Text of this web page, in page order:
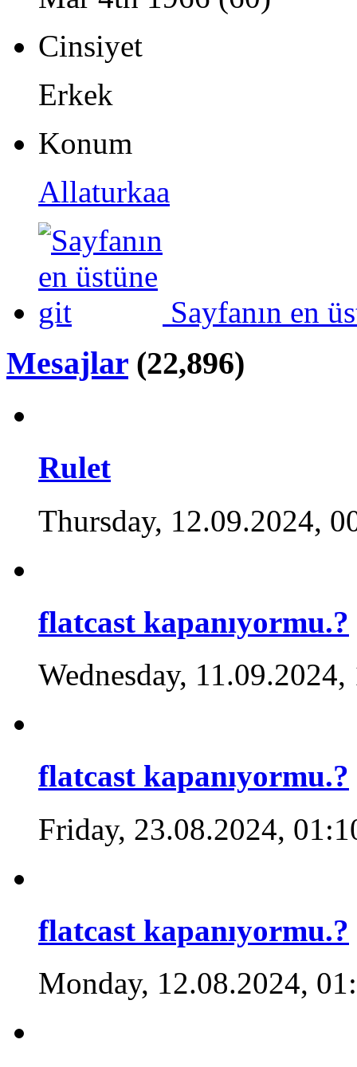
Cinsiyet
Erkek
Konum
Allaturkaa
Sayfanın en
Mesajlar (22,896)
Rulet
Thursday, 12.09.2024,
flatcast kapanıyormu.?
Wednesday, 11.09.2024,
flatcast kapanıyormu.?
Friday, 23.08.2024,
flatcast kapanıyormu.?
Monday, 12.08.2024,